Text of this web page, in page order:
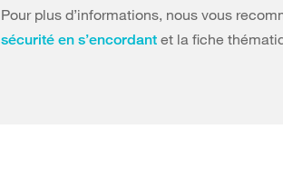
Pour plus d’informations, nous vous
sécurité en s’encordant et la fiche